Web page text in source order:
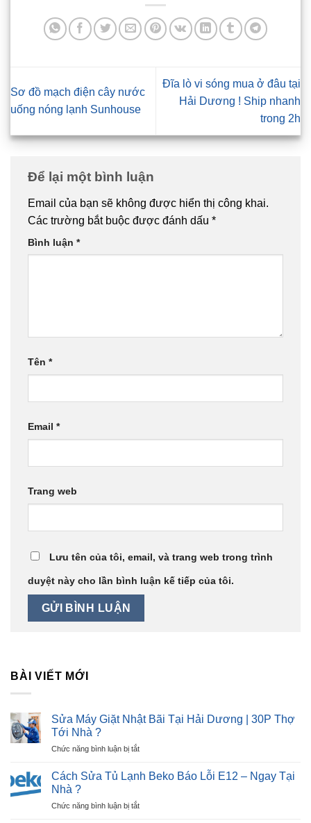
Sơ đồ mạch điện cây nước
uống nóng lạnh Sunhouse
Đĩa lò vi sóng mua ở đâu tại
Hải Dương ! Ship nhanh
trong 2h
Để lại một bình luận
Email của bạn sẽ không được hiển thị công khai.
Các trường bắt buộc được đánh dấu *
Bình luận *
Tên *
Email *
Trang web
Lưu tên của tôi, email, và trang web trong trình
duyệt này cho lần bình luận kế tiếp của tôi.
BÀI VIẾT MỚI
Sửa Máy Giặt Nhật Bãi Tại Hải Dương | 30P Thợ
Tới Nhà ?
Chức năng bình luận bị tắtở
Máy
Bãi
Cách Sửa Tủ Lạnh Beko Báo Lỗi E12 – Ngay Tại
Nhà ?
Chức năng bình luận bị tắtở